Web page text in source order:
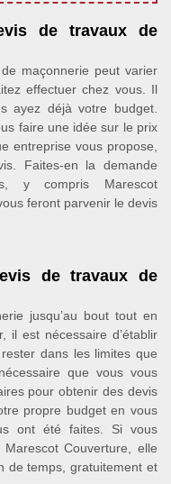
de travaux de
maçonnerie peut varier
effectuer chez vous. Il
ayez déjà votre budget.
faire une idée sur le prix
entreprise vous propose,
Faites-en la demande
y compris Marescot
feront parvenir le devis
de travaux de
jusqu’au bout tout en
il est nécessaire d’établir
dans les limites que
que vous vous
pour obtenir des devis
propre budget en vous
ont été faites. Si vous
Couverture, elle
de temps, gratuitement et